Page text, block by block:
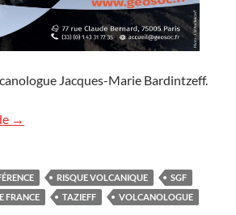
Jacques-Marie Bardintzeff.
Conférence à Agde
→
RISQUE VOLCANIQUE
SGF
FRANCE
TAZIEFF VOLCANOLOGUE